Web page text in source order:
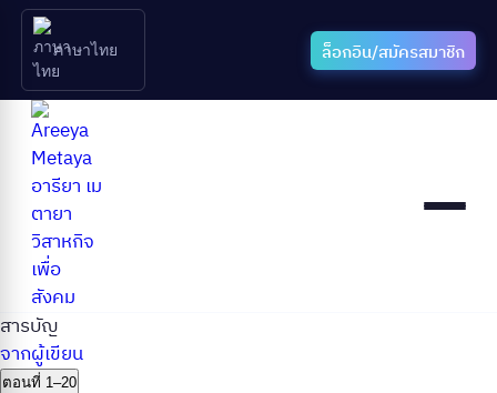
ภาษาไทย ล็อกอิน/สมัครสมาชิก
สารบัญ
จากผู้เขียน
ตอนที่ 1–20